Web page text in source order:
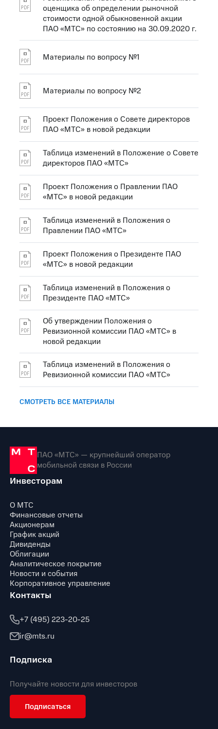
оценщика об определении рыночной
стоимости одной обыкновенной акции
ПАО «МТС» по состоянию на 30.09.2020 г.
Материалы по вопросу №1
Материалы по вопросу №2
Проект Положения о Совете директоров
ПАО «МТС» в новой редакции
Таблица изменений в Положение о Совете
директоров ПАО «МТС»
Проект Положения о Правлении ПАО
«МТС» в новой редакции
Таблица изменений в Положения о
Правлении ПАО «МТС»
Проект Положения о Президенте ПАО
«МТС» в новой редакции
Таблица изменений в Положения о
Президенте ПАО «МТС»
Об утверждении Положения о
Ревизионной комиссии ПАО «МТС» в
новой редакции
Таблица изменений в Положения о
Ревизионной комиссии ПАО «МТС»
СМОТРЕТЬ ВСЕ МАТЕРИАЛЫ
ПАО «МТС» — крупнейший оператор
мобильной связи в России
Инвесторам
О МТС
Финансовые отчеты
Акционерам
График акций
Дивиденды
Облигации
Аналитическое покрытие
Новости и события
Корпоративное управление
Контакты
+7 (495) 223-20-25
ir@mts.ru
Подписка
Получайте новости для инвесторов
Подписаться